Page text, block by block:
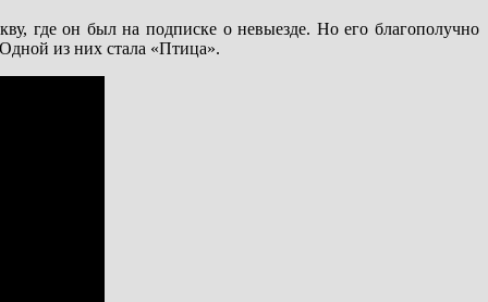
где он был на подписке о невыезде. Но его благополучно
из них стала «Птица».